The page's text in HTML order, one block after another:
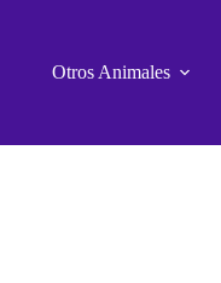
Otros Animales